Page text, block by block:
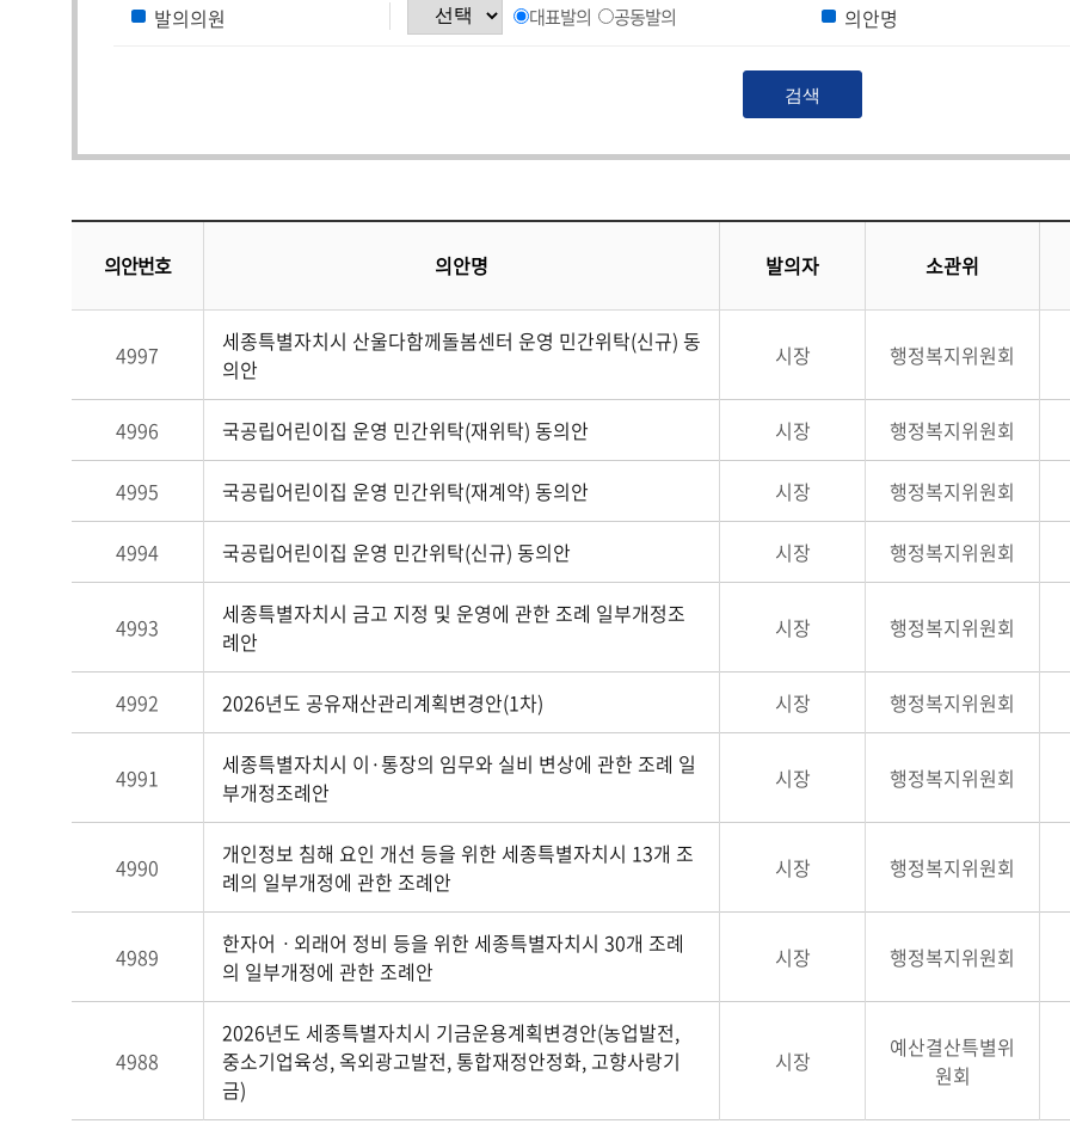
발의의원 대표발의 공동발의 의안명
의안번호 의안명 발의자 소관위
4997
세종특별자치시 산울다함께돌봄센터 운영 민간위탁(신규) 동
의안
시장 행정복지위원회
4996 국공립어린이집 운영 민간위탁(재위탁) 동의안 시장 행정복지위원회
4995 국공립어린이집 운영 민간위탁(재계약) 동의안 시장 행정복지위원회
4994 국공립어린이집 운영 민간위탁(신규) 동의안 시장 행정복지위원회
4993
세종특별자치시 금고 지정 및 운영에 관한 조례 일부개정조
례안
시장 행정복지위원회
4992 2026년도 공유재산관리계획변경안(1차) 시장 행정복지위원회
4991
세종특별자치시 이·통장의 임무와 실비 변상에 관한 조례 일
부개정조례안
시장 행정복지위원회
4990
개인정보 침해 요인 개선 등을 위한 세종특별자치시 13개 조
례의 일부개정에 관한 조례안
시장 행정복지위원회
4989
한자어ㆍ외래어 정비 등을 위한 세종특별자치시 30개 조례
의 일부개정에 관한 조례안
시장 행정복지위원회
4988
2026년도 세종특별자치시 기금운용계획변경안(농업발전,
중소기업육성, 옥외광고발전, 통합재정안정화, 고향사랑기
금)
시장
예산결산특별위
원회